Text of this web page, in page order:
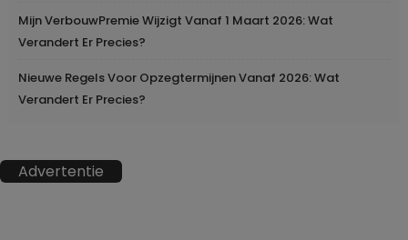
Mijn VerbouwPremie Wijzigt Vanaf 1 Maart 2026: Wat
Verandert Er Precies?
Nieuwe Regels Voor Opzegtermijnen Vanaf 2026: Wat
Verandert Er Precies?
Advertentie